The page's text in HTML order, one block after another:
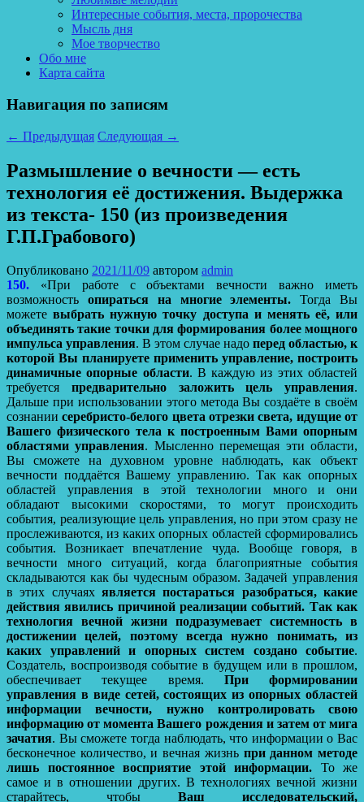
Интересные события, места, пророчества
Мысль дня
Мое творчество
Обо мне
Карта сайта
Навигация по записям
← Предыдущая Следующая →
Размышление о вечности — есть
технология её достижения. Выдержка
из текста- 150 (из произведения
Г.П.Грабового)
Опубликовано 2021/11/09 автором admin
150. «При работе с объектами вечности важно иметь
возможность опираться на многие элементы. Тогда Вы
можетевыбрать нужную точку доступа и менять её, или
объединять такие точки для формирования более мощного
импульса управления. В этом случае надо перед областью, к
которой Вы планируете применить управление, построить
динамичные опорные области. В каждую из этих областей
требуется предварительно заложить цель управления.
Дальше при использовании этого метода Вы создаёте в своём
сознании серебристо-белого цвета отрезки света, идущие от
Вашего физического тела к построенным Вами опорным
областями управления. Мысленно перемещая эти области,
Вы сможете на духовном уровне наблюдать, как объект
вечности поддаётся Вашему управлению. Так как опорных
областей управления в этой технологии много и они
обладают высокими скоростями, то могут происходить
события, реализующие цель управления, но при этом сразу не
прослеживаются, из каких опорных областей сформировались
события. Возникает впечатление чуда. Вообще говоря, в
вечности много ситуаций, когда благоприятные события
складываются как бы чудесным образом. Задачей управления
в этих случаяхявляется постараться разобраться, какие
действия явились причиной реализации событий. Так как
технология вечной жизни подразумевает системность в
достижении целей, поэтому всегда нужно понимать, из
каких управлений и опорных систем создано событие.
Создатель, воспроизводя событие в будущем или в прошлом,
обеспечивает текущее время. При формировании
управления в виде сетей, состоящих из опорных областей
информации вечности, нужно контролировать свою
информацию от момента Вашего рождения и затем от мига
зачатия. Вы сможете тогда наблюдать, что информации о Вас
бесконечное количество, и вечная жизнь при данном методе
лишь постоянное восприятие этой информации. То же
самое и в отношении других. В технологиях вечной жизни
старайтесь, чтобы Ваш исследовательский,